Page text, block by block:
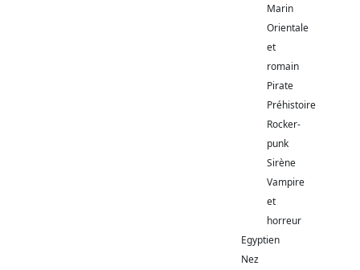
Marin
Orientale
et
romain
Pirate
Préhistoire
Rocker-
punk
Sirène
Vampire
et
horreur
Egyptien
Nez